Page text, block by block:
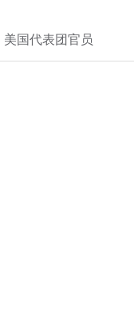
国代表团官员